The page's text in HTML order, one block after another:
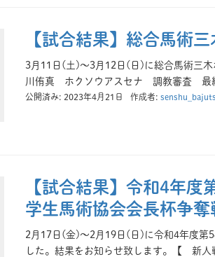
【試合結果】総合馬術
3月11日(土)～3月12日(日)に総合馬術三
川侑真 ホクソウアスセナ 調教審査 最
公開済み: 2023年4月21日 作成者:
【試合結果】令和4年
学生馬術協会会長杯争奪
2月17日(金)～2月19日(日)に令和4年度第
した。結果をお知らせ致します。【 新